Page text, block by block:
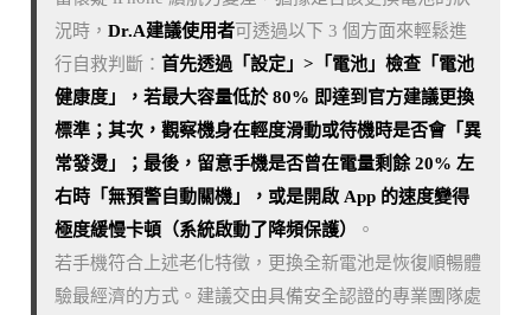
況時，Dr.A建議使用者可透過以下 3 個方面來輕鬆進
行自救判斷：首先透過「設定」>「電池」檢查「電池
健康度」，若最大容量低於 80% 即達到官方建議更換
標準；其次，觀察機身在輕度滑動或待機時是否會「異
常發燙」；最後，留意手機是否曾在電量剩餘 20% 左
右時「無預警自動關機」，或是開啟 App 的速度變得
極度緩慢卡頓（系統啟動了降頻保護）
。
若手機符合上述老化特徵，更換全新電池是恢復順暢體
驗最經濟的方式。建議交由具備安全認證的專業團隊處